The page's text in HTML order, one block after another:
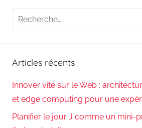
Recherche
Articles récents
Innover vite sur le Web :
et edge computing pour une
Planifier le jour J comme un mini-